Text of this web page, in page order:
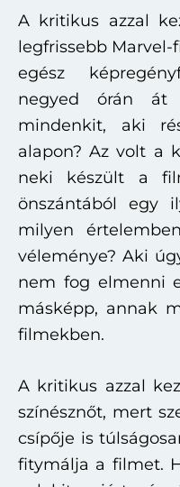
A kritikus azzal
legfrissebb
egész
negyed órán
mindenkit, aki
alapon? Az volt a
neki készült a
önszántából egy
milyen
véleménye? Aki
nem fog elmenni
másképp, annak
filmekben.
A kritikus azzal
színésznőt, mert
csípője is
fitymálja a filmet.